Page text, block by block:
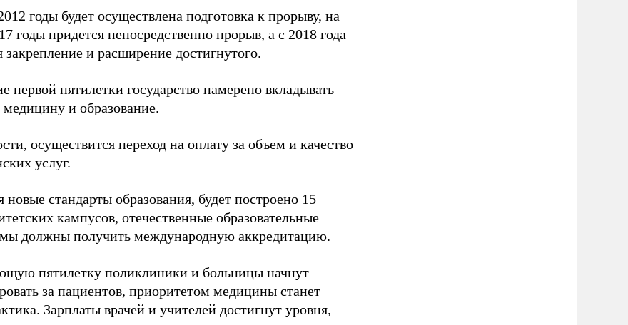
годы будет осуществлена подготовка к прорыву, на
годы придется непосредственно прорыв, а с 2018 года
закрепление и расширение достигнутого.
первой пятилетки государство намерено вкладывать
медицину и образование.
осуществится переход на оплату за объем и качество
услуг.
новые стандарты образования, будет построено 15
кампусов, отечественные образовательные
должны получить международную аккредитацию.
пятилетку поликлиники и больницы начнут
за пациентов, приоритетом медицины станет
Зарплаты врачей и учителей достигнут уровня,